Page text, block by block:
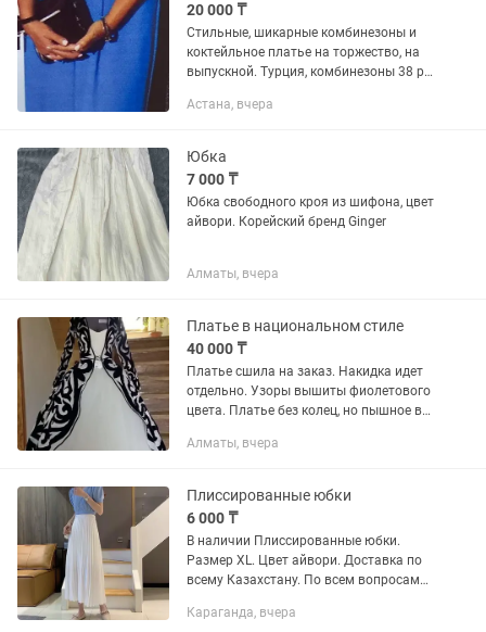
20 000 ₸
Стильные, шикарные комбинезоны и
коктейльное платье на торжество, на
выпускной. Турция, комбинезоны 38 р,
шелк, белый- лен, айвори-ажурное
Астана, вчера
Юбка
7 000 ₸
Юбка свободного кроя из шифона, цвет
айвори. Корейский бренд Ginger
Алматы, вчера
Платье в национальном стиле
40 000 ₸
Платье сшила на заказ. Накидка идет
отдельно. Узоры вышиты фиолетового
цвета. Платье без колец, но пышное в
Алматы, вчера
Плиссированные юбки
6 000 ₸
В наличии Плиссированные юбки.
Размер XL. Цвет айвори. Доставка по
всему Казахстану. По всем вопросам
Караганда, вчера